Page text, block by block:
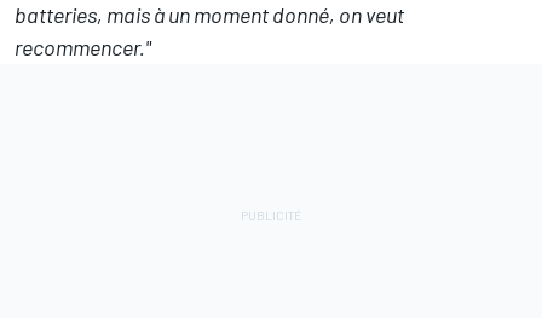
batteries, mais à un moment donné, on veut
recommencer."